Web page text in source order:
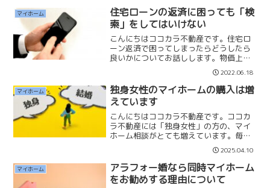
場合は管理修繕費...
マイホーム
住宅ローンの返済に困っても「検
索」をしてはいけない
こんにちはココカラ不動産です。住宅ロ
ーン返済で困ってしまったらどうしたら
良いかについてお話しします。物価上昇
やコロナ禍の影響で生活が大変な方もい
らっしゃると思います。もし住宅ローン
の返済が滞りそうになったらGoogleや
Yahooで検索しな...
2022.06.18
マイホーム
独身女性のマイホームの購入は増
えています
こんにちはココカラ不動産です。ココカ
ラ不動産には「独身女性」の方の、マイ
ホーム相談がとても増えています。毎年
３名〜４名の方がマイホームを購入され
ております。今年は、すでにご契約され
た方と現在ご提案している方を含めると
４名以上いらっしゃいます...
2025.04.10
マイホーム
アラフォー婚なら同時マイホーム
をお勧めする理由について